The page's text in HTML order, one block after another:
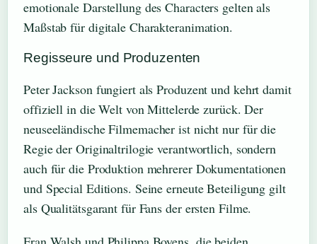
emotionale Darstellung des Characters gelten als
Maßstab für digitale Charakteranimation.
Regisseure und Produzenten
Peter Jackson fungiert als Produzent und kehrt damit
offiziell in die Welt von Mittelerde zurück. Der
neuseeländische Filmemacher ist nicht nur für die
Regie der Originaltrilogie verantwortlich, sondern
auch für die Produktion mehrerer Dokumentationen
und Special Editions. Seine erneute Beteiligung gilt
als Qualitätsgarant für Fans der ersten Filme.